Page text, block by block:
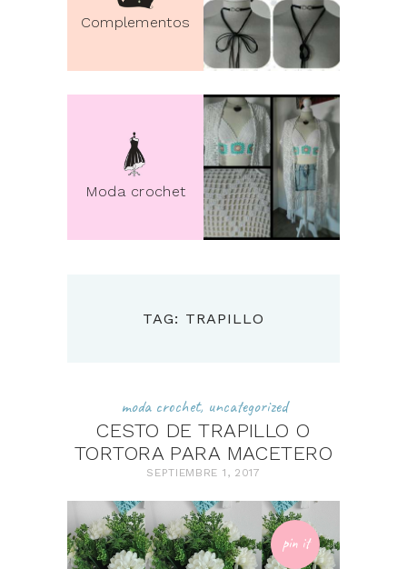
Complementos
Moda crochet
TAG: TRAPILLO
moda crochet, uncategorized
CESTO DE TRAPILLO O
TORTORA PARA MACETERO
SEPTIEMBRE 1, 2017
pin it